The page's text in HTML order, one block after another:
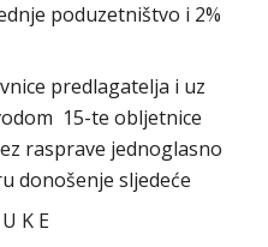
poduzetništvo i 2%
predlagatelja i uz
15-te obljetnice
rasprave jednoglasno
donošenje sljedeće
K E